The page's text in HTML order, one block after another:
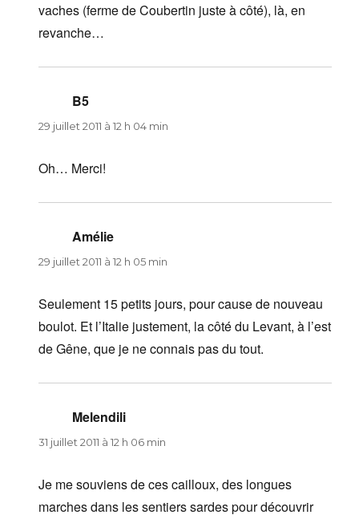
vaches (ferme de Coubertin juste à côté), là, en
revanche…
B5
29 juillet 2011 à 12 h 04 min
Oh… Merci!
Amélie
29 juillet 2011 à 12 h 05 min
Seulement 15 petits jours, pour cause de nouveau
boulot. Et l’Italie justement, la côté du Levant, à l’est
de Gêne, que je ne connais pas du tout.
Melendili
31 juillet 2011 à 12 h 06 min
Je me souviens de ces cailloux, des longues
marches dans les sentiers sardes pour découvrir